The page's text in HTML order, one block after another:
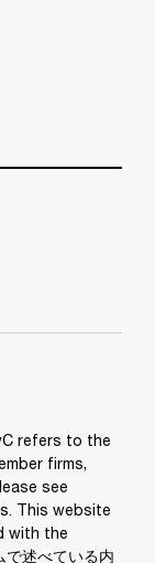
refers to the
firms,
see
This website
with the
述べている内